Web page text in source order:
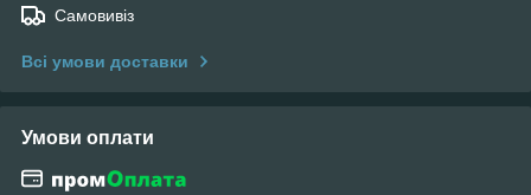
Самовивіз
Всі умови доставки
Умови оплати